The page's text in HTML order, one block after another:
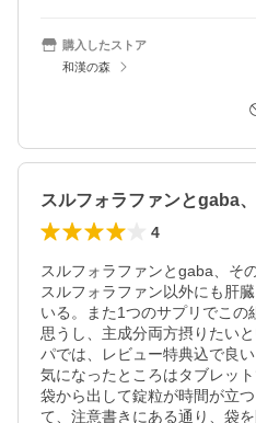
購入したストア
和漢の森
スルフォラファンとgaba
4
スルフォラファンとgaba、そ
スルフォラファン以外にも肝
いる。また1つのサプリでこの
思うし、主成分両方摂りたい
パでは、レビュー特典込で良い
気になったところはタブレッ
袋から出して錠粒が時間が立
て、注意書きにある通り、袋